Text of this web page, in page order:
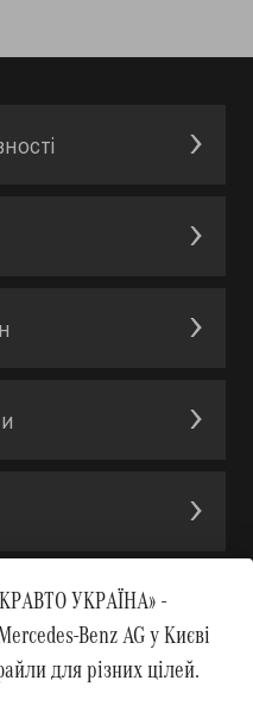
УКРАЇНА» -
Benz AG у Києві
для різних цілей.